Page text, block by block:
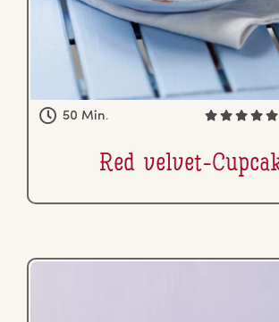
50 Min.
Red velvet-